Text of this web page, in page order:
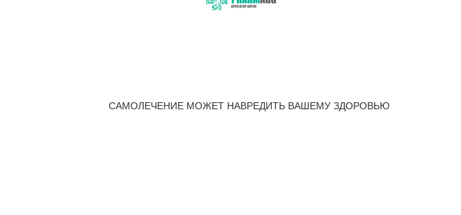
САМОЛЕЧЕНИЕ МОЖЕТ НАВРЕДИТЬ ВАШЕМУ ЗДОРОВЬЮ